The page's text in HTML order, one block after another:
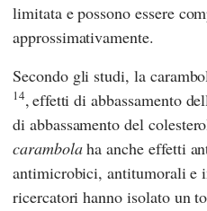
limitata e possono essere
approssimativamente.
Secondo gli studi, la
14, effetti di abbassamento
di abbassamento del
carambolaha anche effetti
antimicrobici, antitumorali e
ricercatori hanno isolato un